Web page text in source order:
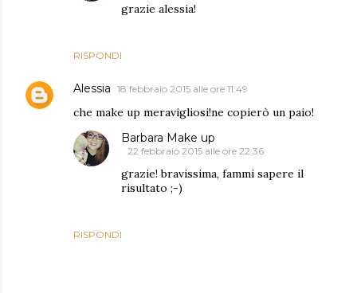
RISPONDI
grazie alessia!
Alessia 18 febbraio 2015 alle ore 11:49
che make up meravigliosi!ne copierò un paio!
RISPONDI
Barbara Make up
22 febbraio 2015 alle ore 22:36
grazie! bravissima, fammi sapere il
risultato ;-)